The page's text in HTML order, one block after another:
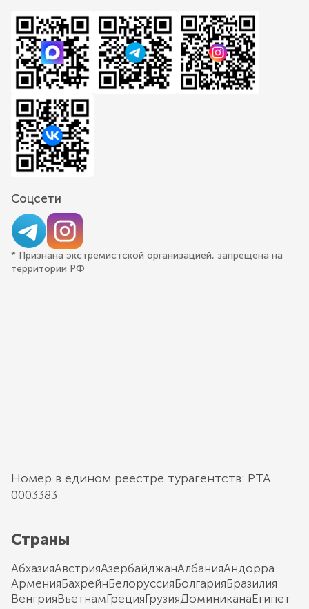
Соцсети
* Признана экстремистской организацией, запрещена на
территории РФ
Номер в едином реестре турагентств: РТА
0003383
Страны
АбхазияАвстрияАзербайджанАлбанияАндорра
АрменияБахрейнБелоруссияБолгарияБразилия
ВенгрияВьетнамГрецияГрузияДоминиканаЕгипет